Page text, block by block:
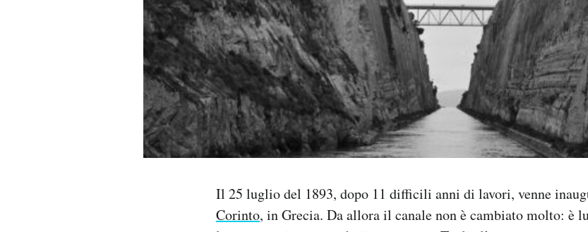
Il 25 luglio del 1893, dopo 11 difficili anni di lavori, venne
Corinto, in Grecia. Da allora il canale non è cambiato molto: è